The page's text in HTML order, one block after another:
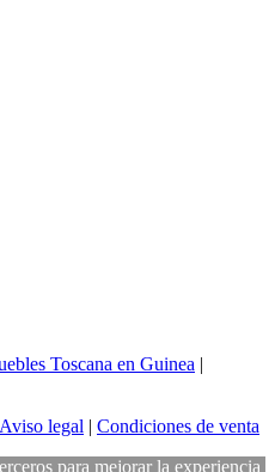
Toscana en Guinea |
Aviso legal | Condiciones de venta
para mejorar la experiencia